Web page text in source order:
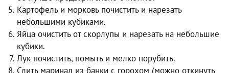
Картофель и морковь почистить и нарезать
небольшими кубиками.
Яйца очистить от скорлупы и нарезать на небольшие
кубики.
Лук почистить, помыть и мелко порубить.
Слить маринад из банки с горохом (можно откинуть